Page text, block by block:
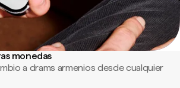
monedas
a drams armenios desde cualquier